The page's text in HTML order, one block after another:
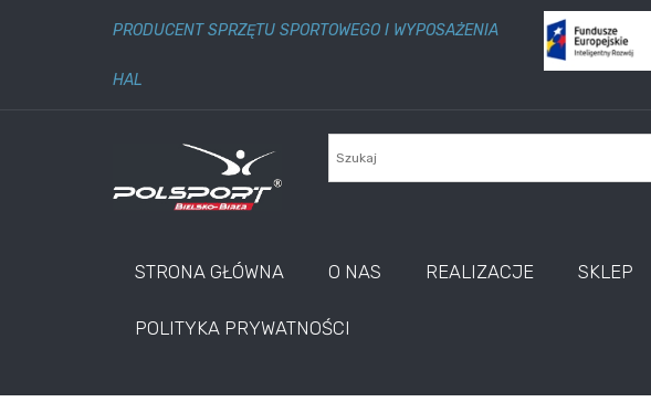
PRODUCENT SPRZĘTU SPORTOWEGO I WYPOSAŻENIA
HAL
STRONA GŁÓWNA O NAS REALIZACJE SKLEP
POLITYKA PRYWATNOŚCI